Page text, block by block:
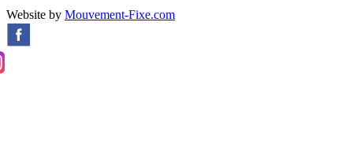
Website by Mouvement-Fixe.com